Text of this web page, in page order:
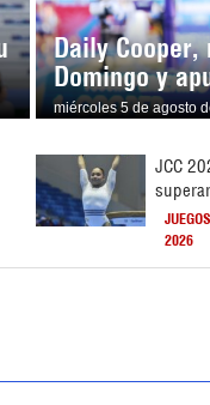
Daily Cooper,
Domingo y
miércoles 5 de agosto
JCC
2026